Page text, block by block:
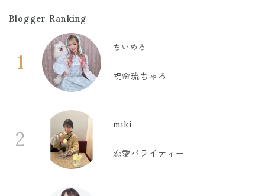
Blogger Ranking
1
ちいめろ
祝🌸琉ちゃろ
2
miki
恋愛バライティー